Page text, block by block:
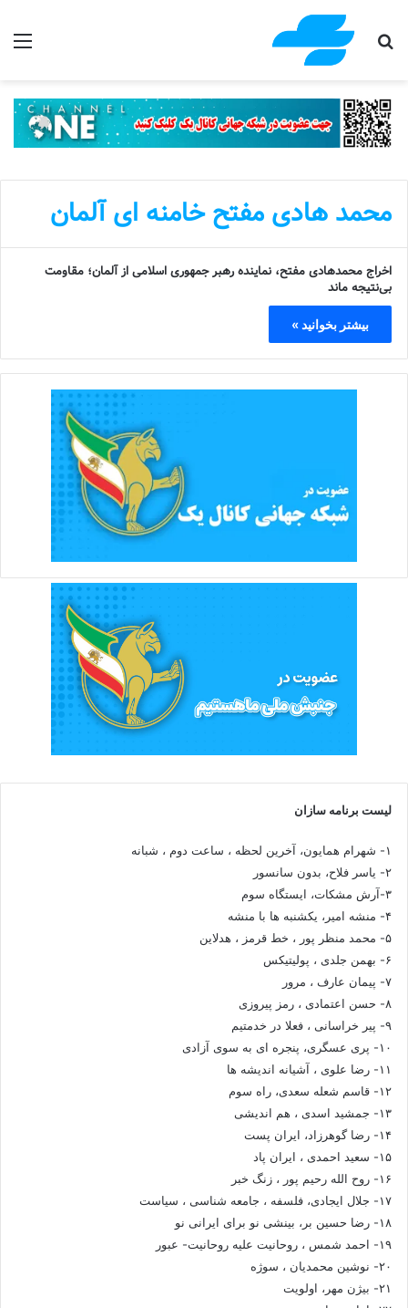
جستجو برای
محمد هادی مفتح خامنه ای آلمان
اخراج محمدهادی مفتح، نماینده رهبر جمهوری اسلامی از آلمان؛ مقاومت
بی‌نتیجه ماند
بیشتر بخوانید »
لیست برنامه سازان
۱- شهرام همایون، آخرین لحظه ، ساعت دوم ، شبانه
۲- یاسر فلاح، بدون سانسور
۳-آرش مشکات، ایستگاه سوم
۴- منشه امیر، یکشنبه ها با منشه
۵- محمد منظر پور ، خط قرمز ، هدلاین
۶- بهمن جلدی ، پولیتیکس
۷- پیمان عارف ، مرور
۸- حسن اعتمادی ، رمز پیروزی
۹- پیر خراسانی ، فعلا در خدمتیم
۱۰- پری عسگری، پنجره ای به سوی آزادی
۱۱- رضا علوی ، آشیانه اندیشه ها
۱۲- قاسم شعله سعدی، راه سوم
۱۳- جمشید اسدی ، هم اندیشی
۱۴- رضا گوهرزاد، ایران پست
۱۵- سعید احمدی ، ایران پاد
۱۶- روح الله رحیم پور ، زنگ خبر
۱۷- جلال ایجادی، فلسفه ، جامعه شناسی ، سیاست
۱۸- رضا حسین بر، بینشی نو برای ایرانی نو
۱۹- احمد شمس ، روحانیت علیه روحانیت- عبور
۲۰- نوشین محمدیان ، سوژه
۲۱- بیژن مهر، اولویت